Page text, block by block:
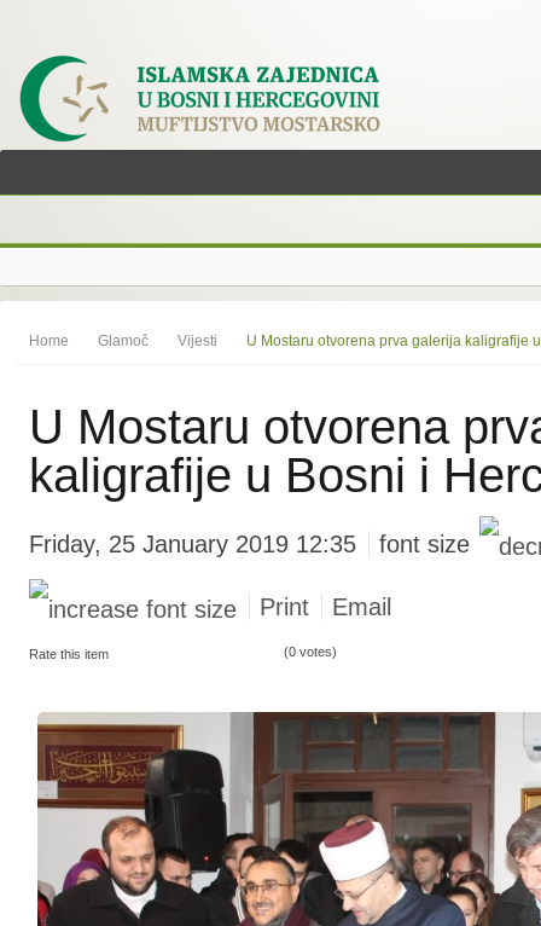
Home Glamoč Vijesti U Mostaru otvorena prva galerija kaligrafije
U Mostaru otvorena
kaligrafije u Bosni i
Friday, 25 January 2019 12:35 font size
Print Email
Rate this item (0 votes)